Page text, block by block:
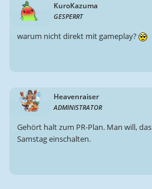
KuroKazuma
GESPERRT
warum nicht direkt mit gameplay?
Heavenraiser
ADMINISTRATOR
Gehört halt zum PR-Plan. Man will,
Samstag einschalten.